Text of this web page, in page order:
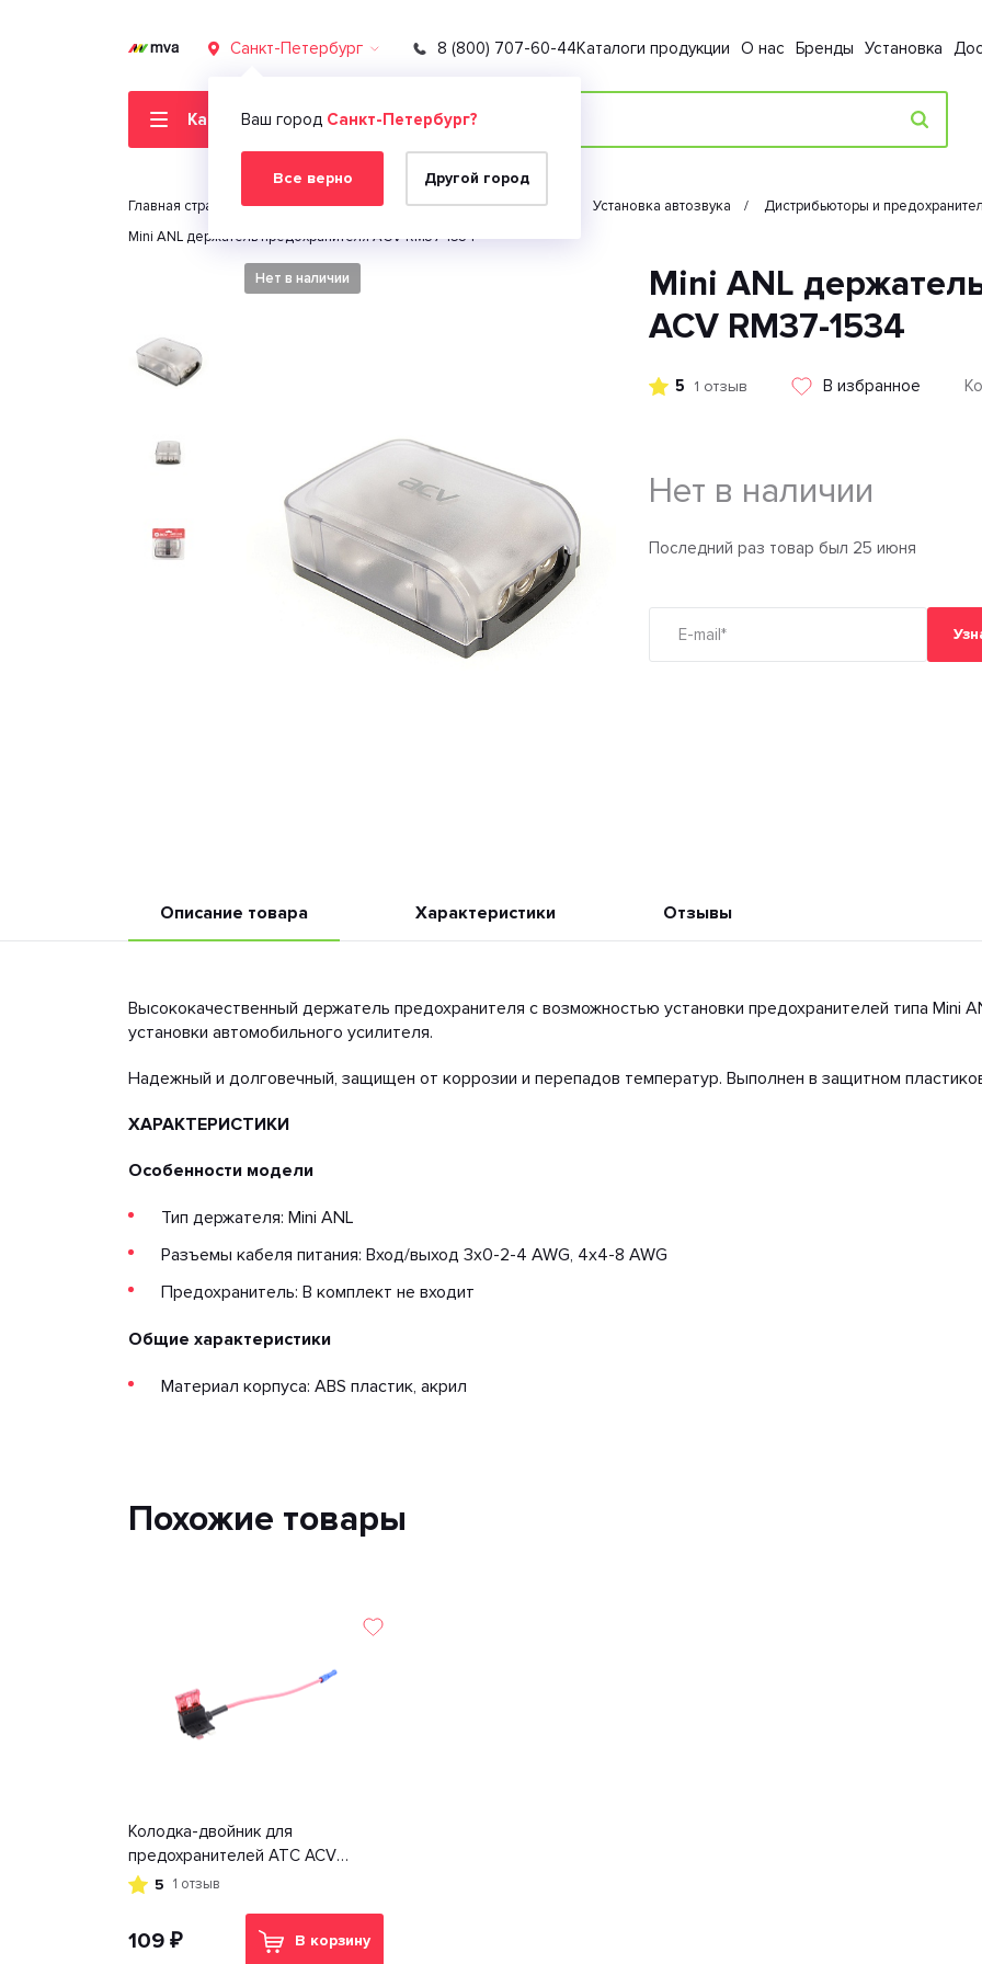
Санкт-Петербург
Ваш город Санкт-Петербург?
Все верно Другой город
8 (800) 707-60-44Каталоги продукции О нас Бренды Установка
Каталог товаров
Главная страница Автомобильная электроника Автозвук Установка автозвука
Дистрибьюторы и
Mini ANL держатель предохранителя ACV RM37-1534
Нет в наличии
Mini ANL
ACV RM37-1534
5 1 отзыв В избранное
Нет в наличии
Последний раз товар был 25 июня
Описание товара Характеристики Отзывы
Высококачественный держатель предохранителя с возможностью установки предохранителей типа Mini
установки автомобильного усилителя.
Надежный и долговечный, защищен от коррозии и перепадов температур. Выполнен в защитном
ХАРАКТЕРИСТИКИ
Особенности модели
Тип держателя: Mini ANL
Разъемы кабеля питания: Вход/выход 3x0-2-4 AWG, 4x4-8 AWG
Предохранитель: В комплект не входит
Общие характеристики
Материал корпуса: ABS пластик, акрил
Похожие товары
Колодка-двойник для
предохранителей ATC ACV
RM37-1529
5 1 отзыв
109 ₽ В корзину